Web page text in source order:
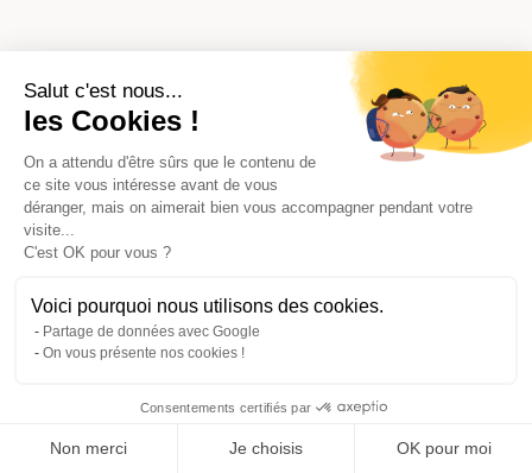
Salut c'est nous...
les Cookies !
On a attendu d'être sûrs que le contenu de
ce site vous intéresse avant de vous
déranger, mais on aimerait bien vous accompagner pendant votre
visite...
C'est OK pour vous ?
Voici pourquoi nous utilisons des cookies.
Partage de données avec Google
On vous présente nos cookies !
Consentements certifiés par
Non merci Je choisis OK pour moi